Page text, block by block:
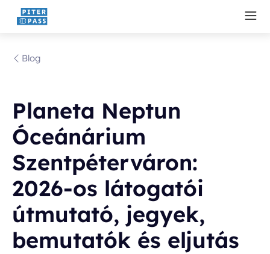
Blog
Planeta Neptun
Óceánárium
Szentpéterváron:
2026-os látogatói
útmutató, jegyek,
bemutatók és eljutás